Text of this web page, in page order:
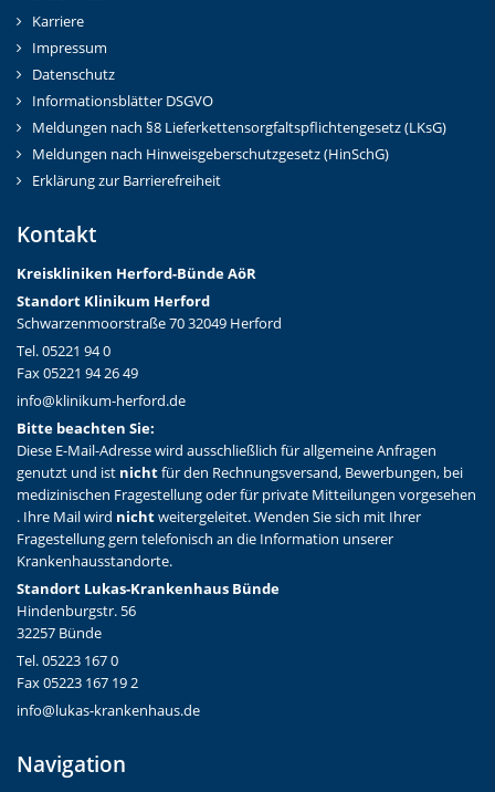
Karriere
Impressum
Datenschutz
Informationsblätter DSGVO
Meldungen nach §8 Lieferkettensorgfaltspflichtengesetz (LKsG)
Meldungen nach Hinweisgeberschutzgesetz (HinSchG)
Erklärung zur Barrierefreiheit
Kontakt
Kreiskliniken Herford-Bünde AöR
Standort Klinikum Herford
Schwarzenmoorstraße 70 32049 Herford
Tel. 05221 94 0
Fax 05221 94 26 49
info@klinikum-herford.de
Bitte beachten Sie:
Diese E-Mail-Adresse wird ausschließlich für allgemeine Anfragen
genutzt und ist nichtfür den Rechnungsversand, Bewerbungen, bei
medizinischen Fragestellung oder für private Mitteilungen vorgesehen
. Ihre Mail wird nichtweitergeleitet. Wenden Sie sich mit Ihrer
Fragestellung gern telefonisch an die Information unserer
Krankenhausstandorte.
Standort Lukas-Krankenhaus Bünde
Hindenburgstr. 56
32257 Bünde
Tel. 05223 167 0
Fax 05223 167 19 2
info@lukas-krankenhaus.de
Navigation